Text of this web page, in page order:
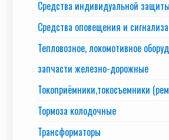
Средства индивидуальной защиты
Средства оповещения и
Тепловозное, локомотивное
запчасти железно-дорожные
Токоприёмники,токосъемники
Тормоза колодочные
Трансформаторы